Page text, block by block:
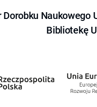
Dorobku Naukowego
Bibliotekę